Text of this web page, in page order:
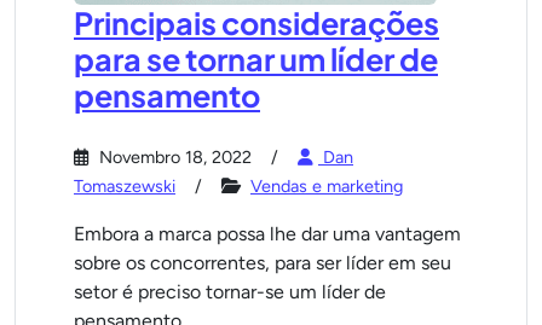
Principais considerações
para se tornar um líder de
pensamento
Novembro 18, 2022
Dan
Tomaszewski
Vendas e marketing
Embora a marca possa lhe dar uma vantagem
sobre os concorrentes, para ser líder em seu
setor é preciso tornar-se um líder de